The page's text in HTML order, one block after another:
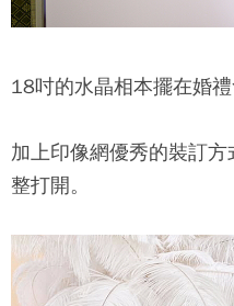
18吋的水晶相本擺在婚禮
加上印像網優秀的裝訂
整打開。